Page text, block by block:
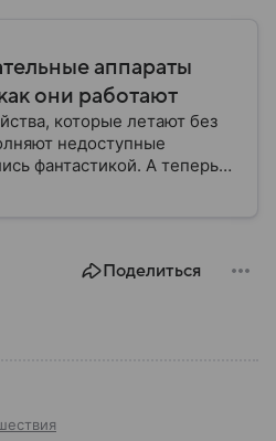
аппараты
они работают
которые летают без
недоступные
фантастикой. А теперь
собрали главное о
Поделиться